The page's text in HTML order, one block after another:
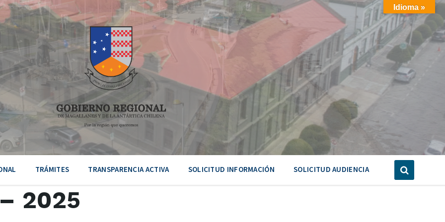
TRÁMITES TRANSPARENCIA ACTIVA SOLICITUD INFORMACIÓN SOLICITUD AUDIENCIA
2025
Idioma »